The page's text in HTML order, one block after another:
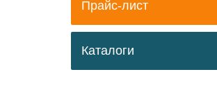
Прайс-лист
Каталоги